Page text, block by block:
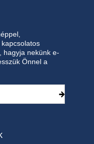
hagyja nekünk e-
Önnel a